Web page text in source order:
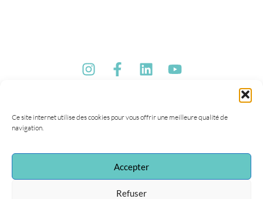
Ce site internet utilise des cookies pour vous offrir une meilleure qualité de
navigation.
Accepter
Refuser